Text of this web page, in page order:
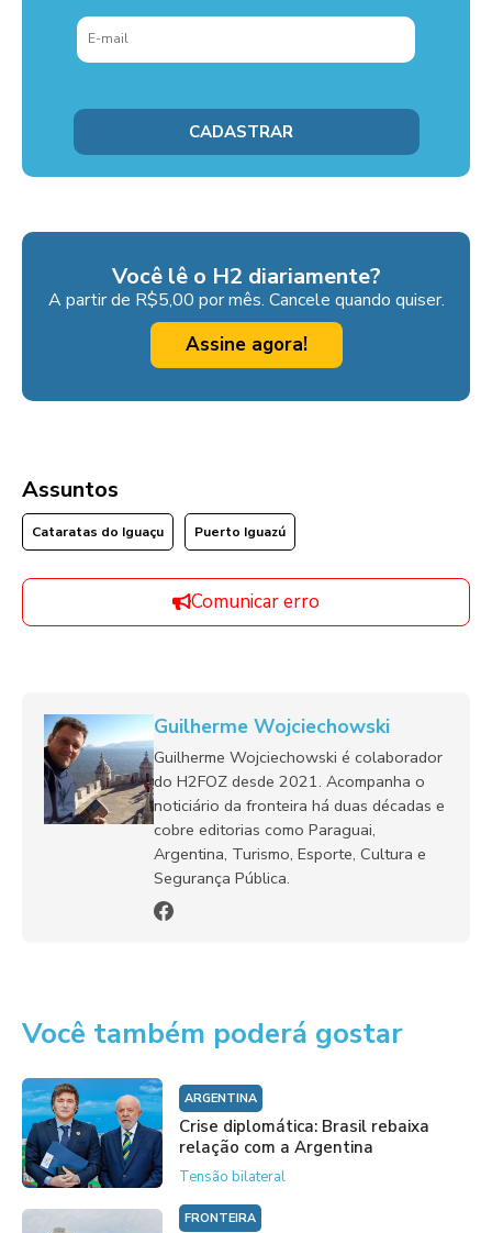
Você lê o H2 diariamente?
A partir de R$5,00 por mês. Cancele quando quiser.
Assine agora!
Assuntos
Cataratas do Iguaçu Puerto Iguazú
Comunicar erro
Guilherme Wojciechowski
Guilherme Wojciechowski é colaborador
do H2FOZ desde 2021. Acompanha o
noticiário da fronteira há duas décadas e
cobre editorias como Paraguai,
Argentina, Turismo, Esporte, Cultura e
Segurança Pública.
Você também poderá gostar
ARGENTINA
Crise diplomática: Brasil rebaixa
relação com a Argentina
Tensão bilateral
FRONTEIRA